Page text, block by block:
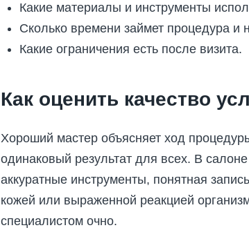
Какие материалы и инструменты
Сколько времени займет процедура и
Какие ограничения есть после визита.
Как оценить качество
Хороший мастер объясняет ход
одинаковый результат для всех. В
аккуратные инструменты, понятная
кожей или выраженной реакцией
специалистом очно.